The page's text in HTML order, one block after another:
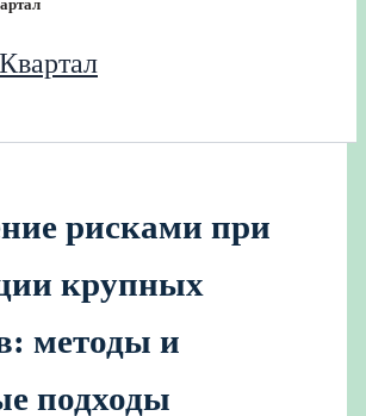
рисками при
крупных
методы и
подходы